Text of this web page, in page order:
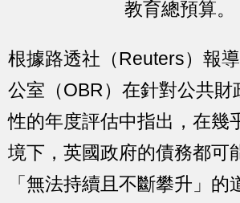
教育總預算。
根據路透社（Reuters）報
公室（OBR）在針對公共財
性的年度評估中指出，在幾
境下，英國政府的債務都可
「無法持續且不斷攀升」的